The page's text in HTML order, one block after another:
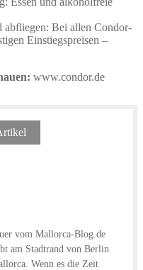
Bei allen Condor-
Einstiegspreisen –
www.condor.de
vom Mallorca-Blog.de
am Stadtrand von Berlin
Wenn es die Zeit